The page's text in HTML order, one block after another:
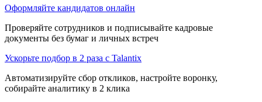
Оформляйте кандидатов онлайн
Проверяйте сотрудников и подписывайте кадровые
документы без бумаг и личных встреч
Ускорьте подбор в 2 раза с Talantix
Автоматизируйте сбор откликов, настройте воронку,
собирайте аналитику в 2 клика